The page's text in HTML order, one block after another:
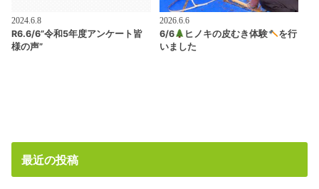
2024.6.8
R6.6/6”令和5年度アンケート皆
様の声”
2026.6.6
6/6 ヒノキの皮むき体験
を行
いました
最近の投稿